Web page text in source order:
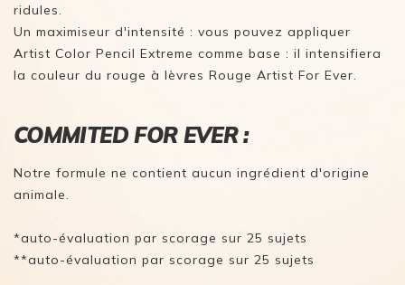
ridules.
Un maximiseur d'intensité : vous pouvez appliquer
Artist Color Pencil Extreme comme base : il intensifiera
la couleur du rouge à lèvres Rouge Artist For Ever.
COMMITED FOR EVER :
Notre formule ne contient aucun ingrédient d'origine
animale.
*auto-évaluation par scorage sur 25 sujets
**auto-évaluation par scorage sur 25 sujets